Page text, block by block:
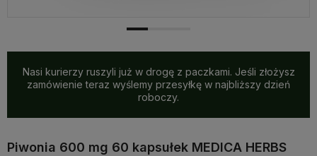
Nasi kurierzy ruszyli już w drogę z paczkami. Jeśli złożysz
zamówienie teraz wyślemy przesyłkę w najbliższy dzień
roboczy.
Piwonia 600 mg 60 kapsułek MEDICA HERBS